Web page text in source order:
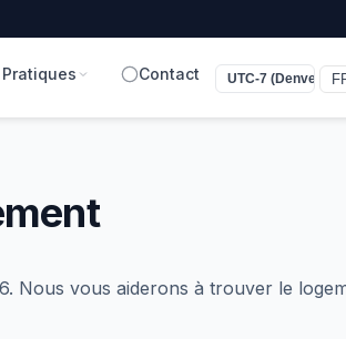
Contact UTC-7 (Denver)
Nous vous aiderons à trouver le